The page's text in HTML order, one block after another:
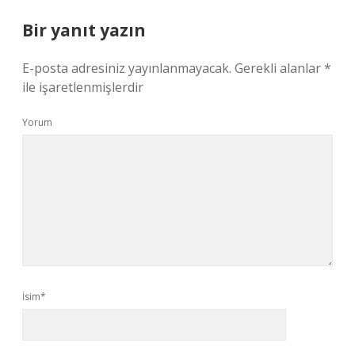
Bir yanıt yazın
E-posta adresiniz yayınlanmayacak. Gerekli alanlar*
ile işaretlenmişlerdir
Yorum
İsim*